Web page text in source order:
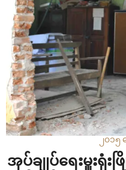
၂၀၁
အုပ်ချုပ်ရေးမှူးရုံး